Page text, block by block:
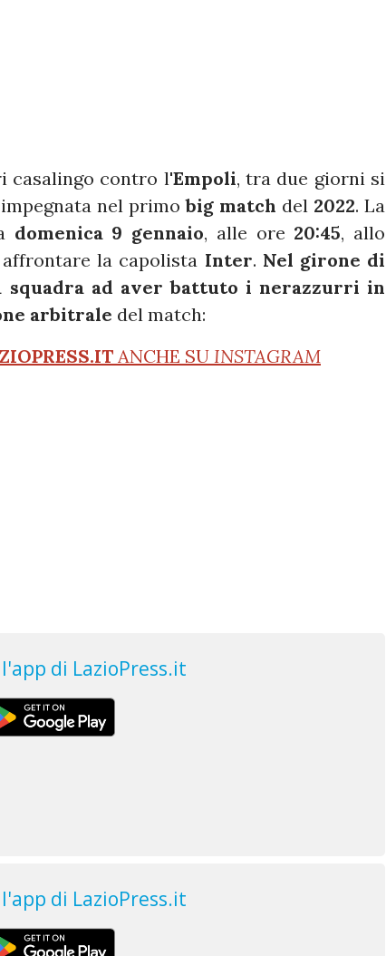
casalingo contro l'Empoli, tra due giorni si
impegnata nel primobig match del 2022. La
domenica 9 gennaio, alle ore 20:45, allo
la capolista Inter. Nel girone di
squadra ad aver battuto i nerazzurri in
arbitrale del match:
ANCHE SU INSTAGRAM